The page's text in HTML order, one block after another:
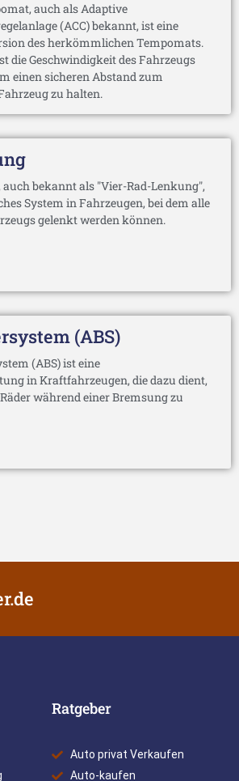
auch als Adaptive
(ACC) bekannt, ist eine
des herkömmlichen Tempomats.
die Geschwindigkeit des Fahrzeugs
einen sicheren Abstand zum
zu halten.
bekannt als "Vier-Rad-Lenkung",
System in Fahrzeugen, bei dem alle
gelenkt werden können.
(ABS)
(ABS) ist eine
in Kraftfahrzeugen, die dazu dient,
während einer Bremsung zu
Ratgeber
Auto privat Verkaufen
Auto-kaufen